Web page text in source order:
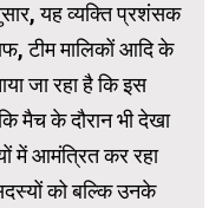
यह व्यक्ति प्रशंसक
टीम मालिकों आदि के
जा रहा है कि इस
मैच के दौरान भी देखा
में आमंत्रित कर रहा
को बल्कि उनके